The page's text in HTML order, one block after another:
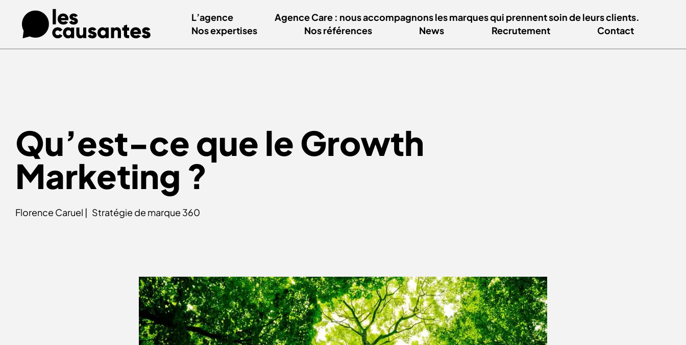
L’agence
Agence Care : nous accompagnons les marques qui prennent soin de leurs clients.
Nos expertises
Nos références News Recrutement Contact
Qu’est-ce que leGrowth
Marketing ?
Florence Caruel | Stratégie de marque 360